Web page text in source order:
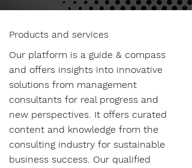
Products and services
Our platform is a guide & compass
and offers insights into innovative
solutions from management
consultants for real progress and
new perspectives. It offers curated
content and knowledge from the
consulting industry for sustainable
business success. Our qualified